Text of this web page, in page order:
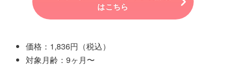
はこちら
価格：1,836円（税込）
対象月齢：9ヶ月〜